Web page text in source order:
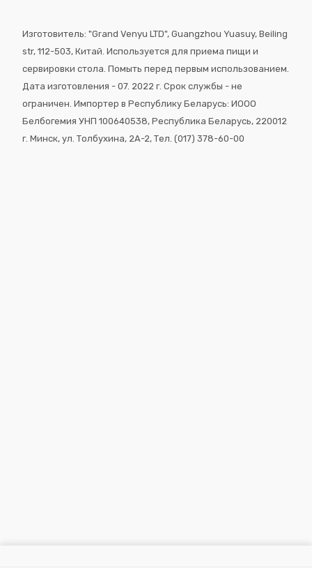
Изготовитель: "Grand Venyu LTD", Guangzhou Yuasuy, Beiling
str, 112-503, Китай. Используется для приема пищи и
сервировки стола. Помыть перед первым использованием.
Дата изготовления - 07. 2022 г. Срок службы - не
ограничен. Импортер в Республику Беларусь: ИООО
Белбогемия УНП 100640538, Республика Беларусь, 220012
г. Минск, ул. Толбухина, 2A-2, Тел. (017) 378-60-00